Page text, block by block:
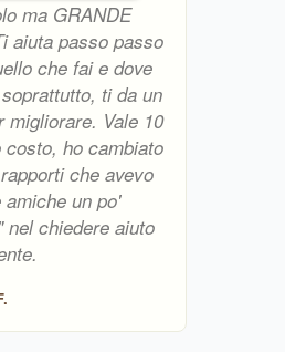
ma GRANDE
aiuta passo passo
che fai e dove
ti da un
migliorare. Vale 10
ho cambiato
che avevo
un po'
nel chiedere aiuto